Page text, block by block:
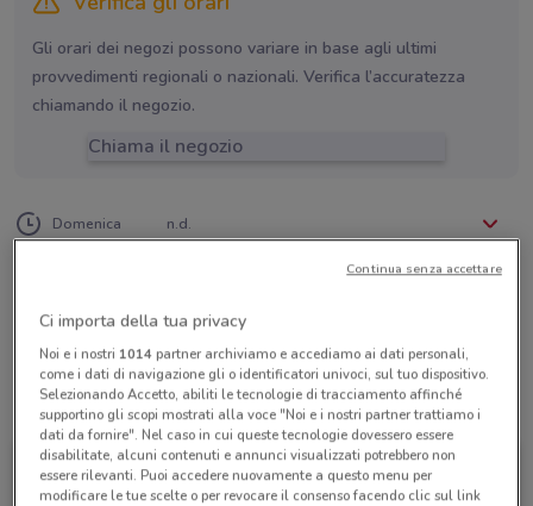
Gli orari dei negozi possono variare in base agli ultimi
provvedimenti regionali o nazionali. Verifica l’accuratezza
chiamando il negozio.
Chiama il negozio
Domenica n.d.
Hisatour Srl
Tutte le promozioni di questo negozio
Ci importa della tua privacy
Noi e i nostri 1014partner archiviamo e accediamo ai dati personali,
come i dati di navigazione gli o identificatori univoci, sul tuo dispositivo.
Selezionando Accetto, abiliti le tecnologie di tracciamento affinché
supportino gli scopi mostrati alla voce "Noi e i nostri partner trattiamo i
dati da fornire". Nel caso in cui queste tecnologie dovessero essere
disabilitate, alcuni contenuti e annunci visualizzati potrebbero non
essere rilevanti. Puoi accedere nuovamente a questo menu per
modificare le tue scelte o per revocare il consenso facendo clic sul link
Continua senza accettare